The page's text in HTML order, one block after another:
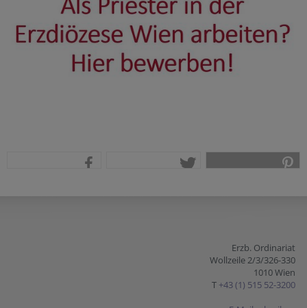
Erzb. Ordinariat
Wollzeile 2/3/326-330
1010 Wien
T +43 (1) 515 52-3200